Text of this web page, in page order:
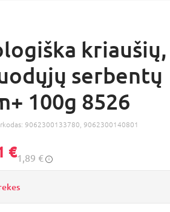
kriaušių,
serbentų
100g 8526
9062300133780, 9062300140801
€1,89 €